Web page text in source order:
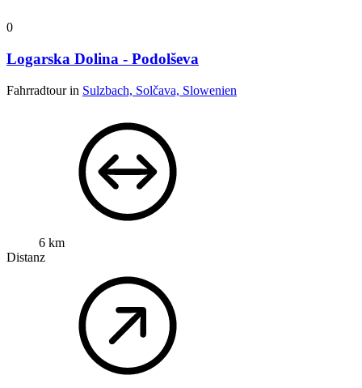
0
Logarska Dolina - Podolševa
Fahrradtour in Sulzbach, Solčava, Slowenien
6 km
Distanz